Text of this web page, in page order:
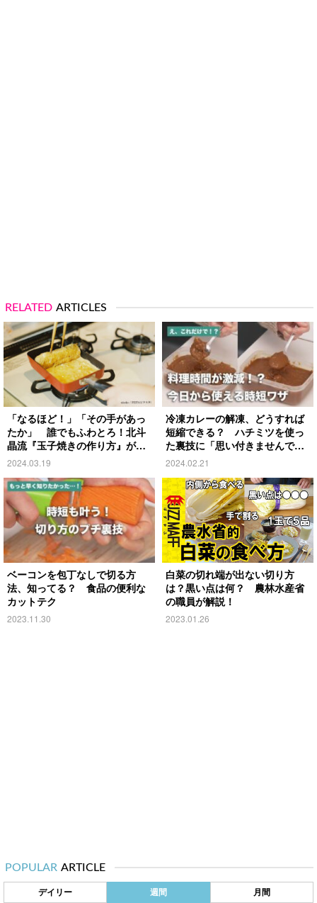
RELATED ARTICLES
「なるほど！」「その手があっ
たか」 誰でもふわとろ！北斗
晶流『玉子焼きの作り方』がこ
ちら
2024.03.19
冷凍カレーの解凍、どうすれば
短縮できる？ ハチミツを使っ
た裏技に「思い付きませんでし
た」
2024.02.21
ベーコンを包丁なしで切る方
法、知ってる？ 食品の便利な
カットテク
2023.11.30
白菜の切れ端が出ない切り方
は？黒い点は何？ 農林水産省
の職員が解説！
2023.01.26
POPULAR ARTICLE
デイリー 週間 月間